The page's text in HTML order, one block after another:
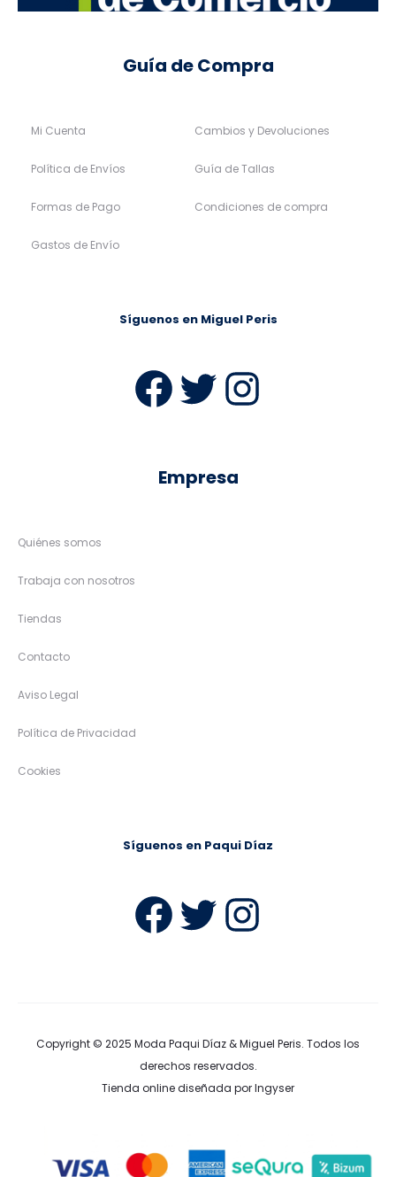
Guía de Compra
Mi Cuenta
Política de Envíos
Formas de Pago
Gastos de Envío
Cambios y Devoluciones
Guía de Tallas
Condiciones de compra
Síguenos en Miguel Peris
Facebook
Twitter
Empresa
Quiénes somos
Trabaja con nosotros
Tiendas
Contacto
Aviso Legal
Política de Privacidad
Cookies
Síguenos en Paqui Díaz
Facebook
Twitter
Copyright © 2025 Moda Paqui Díaz & Miguel Peris. Todos los
derechos reservados.
Tienda online diseñada por Ingyser